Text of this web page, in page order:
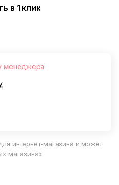
в 1 клик
менеджера
интернет-магазина и может
магазинах